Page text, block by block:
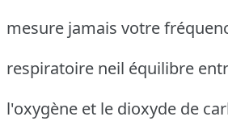
mesure jamais votre
respiratoire neil équilibre
l'oxygène et le dioxyde de